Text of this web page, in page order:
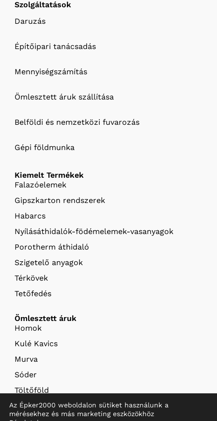
Szolgáltatások
Daruzás
Építőipari tanácsadás
Mennyiségszámítás
Ömlesztett áruk szállítása
Belföldi és nemzetközi fuvarozás
Gépi földmunka
Kiemelt Termékek
Falazóelemek
Gipszkarton rendszerek
Habarcs
Nyílásáthidalók-födémelemek-vasanyagok
Porotherm áthidaló
Szigetelő anyagok
Térkövek
Tetőfedés
Ömlesztett áruk
Homok
Kulé Kavics
Murva
Sóder
Töltőföld
Termőföld
Az Épker2000 weboldalon sütiket használunk a
mérésekhez és más marketing eszközökhöz